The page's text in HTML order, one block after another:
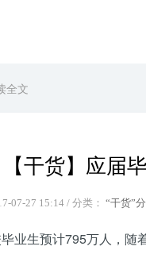
全文
【干货】应届
07-27 15:14 / 分类： “干货”
业生预计795万人，随